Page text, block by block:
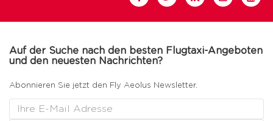
Auf der Suche nach den besten Flugtaxi-Angeboten
und den neuesten Nachrichten?
Abonnieren Sie jetzt den Fly Aeolus Newsletter.